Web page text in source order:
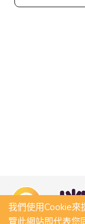
我們使用Cookie來
覽此網站即代表您